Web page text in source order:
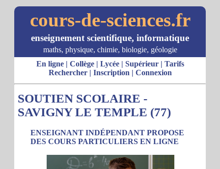
cours-de-sciences.fr
enseignement scientifique, informatique
maths, physique, chimie, biologie, géologie
En ligne| Collège| Lycée| Supérieur| Tarifs
Rechercher| Inscription | Connexion
SOUTIEN SCOLAIRE -
SAVIGNY LE TEMPLE (77)
ENSEIGNANT INDÉPENDANT PROPOSE
DES COURS PARTICULIERS EN LIGNE